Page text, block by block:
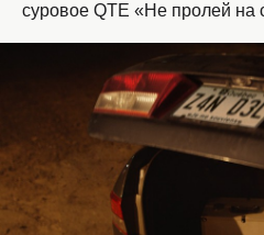
суровое QTE «Не пролей на